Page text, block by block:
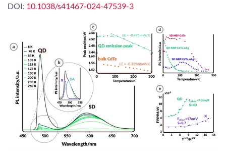
DOI: 10.1038/s41467-024-47539-3